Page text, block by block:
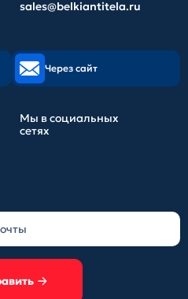
sales@belkiantitela.ru
Через сайт
Мы в социальных
сетях